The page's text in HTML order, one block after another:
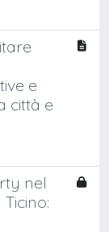
e
città e
nel